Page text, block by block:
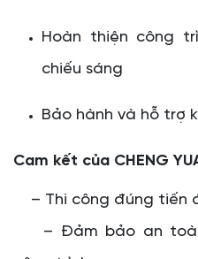
Hoàn thiện công
chiếu sáng
Bảo hành và hỗ trợ
Cam kết của CHENG
– Thi công đúng tiến
– Đảm bảo an